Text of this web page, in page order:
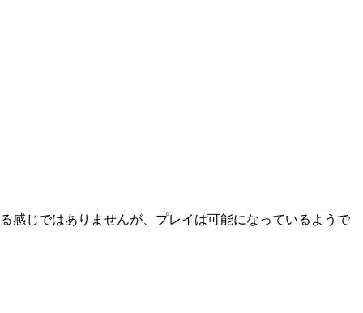
感じではありませんが、プレイは可能になっているようで